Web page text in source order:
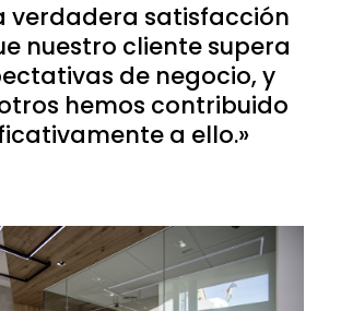
verdadera satisfacción
nuestro cliente supera
de negocio, y
hemos contribuido
a ello.»